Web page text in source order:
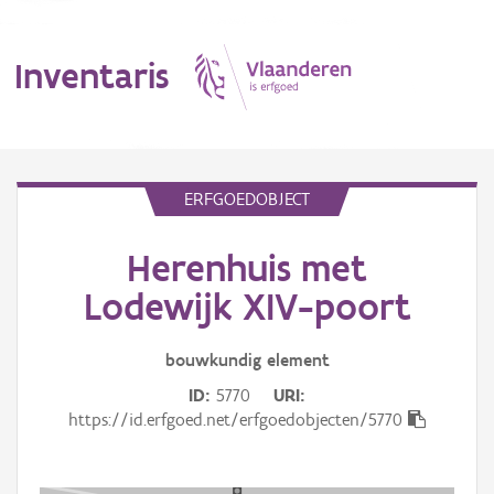
Inventaris
Aanduidingsobject
ERFGOEDOBJECT
Herenhuis met
Lodewijk XIV-poort
bouwkundig element
ID 5770
URI
https://id.erfgoed.net/erfgoedobjecten/5770